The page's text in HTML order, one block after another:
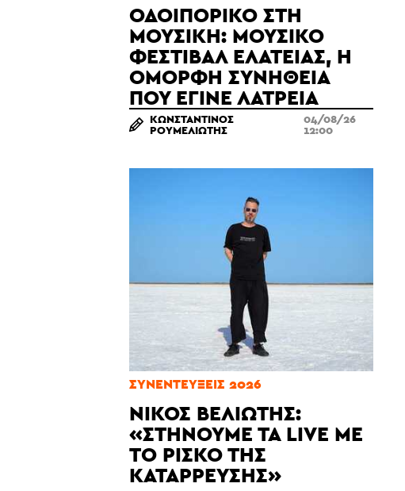
ΟΔΟΙΠΟΡΙΚΌ ΣΤΗ
ΜΟΥΣΙΚΉ: ΜΟΥΣΙΚΌ
ΦΕΣΤΙΒΆΛ ΕΛΆΤΕΙΑΣ, Η
ΌΜΟΡΦΗ ΣΥΝΉΘΕΙΑ
ΠΟΥ ΈΓΙΝΕ ΛΑΤΡΕΊΑ
ΚΩΝΣΤΑΝΤΊΝΟΣ
ΡΟΥΜΕΛΙΏΤΗΣ
04/08/26
12:00
ΣΥΝΕΝΤΕΎΞΕΙΣ 2026
ΝΊΚΟΣ ΒΕΛΙΏΤΗΣ:
«ΣΤΉΝΟΥΜΕ ΤΑ LIVE ΜΕ
ΤΟ ΡΊΣΚΟ ΤΗΣ
ΚΑΤΆΡΡΕΥΣΗΣ»